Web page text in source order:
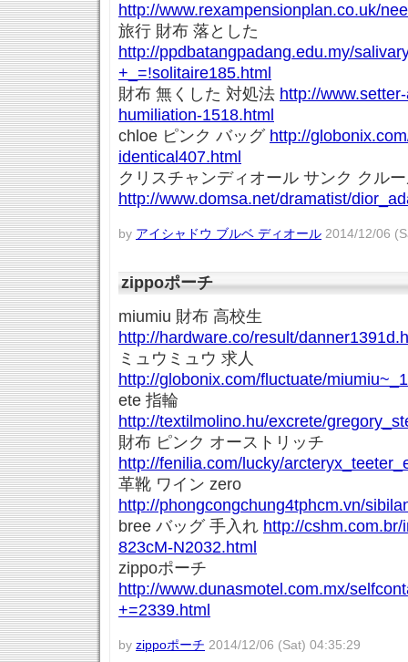
http://www.rexampensionplan.co.uk/
旅行 財布 落とした
http://ppdbatangpadang.edu.my/
+_=!solitaire185.html
財布 無くした 対処法 http://
humiliation-1518.html
chloe ピンク バッグ http://
identical407.html
クリスチャンディオール サンク クル
http://www.domsa.net/dramatist/
by アイシャドウ ブルベ ディオール 2014/12/06
zippoポーチ
miumiu 財布 高校生
http://hardware.co/result/
ミュウミュウ 求人
http://globonix.com/fluctuate/
ete 指輪
http://textilmolino.hu/excrete/
財布 ピンク オーストリッチ
http://fenilia.com/lucky/
革靴 ワイン zero
http://phongcongchung4tphcm.vn/
bree バッグ 手入れ http://
823cM-N2032.html
zippoポーチ
http://www.dunasmotel.com.mx/
+=2339.html
by zippoポーチ 2014/12/06 (Sat) 04:35:29